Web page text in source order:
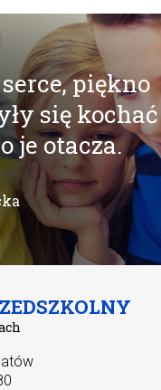
piękno
się kochać
je otacza.